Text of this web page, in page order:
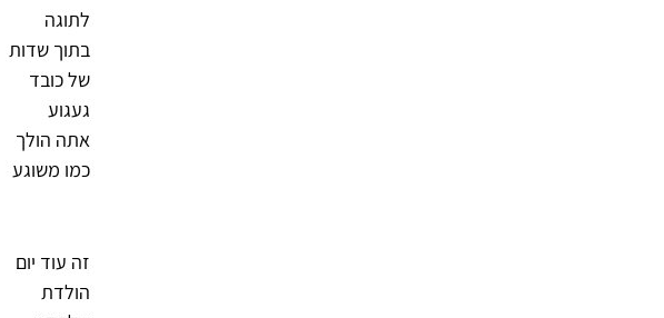
לתוגה
בתוך שדות
של כובד
געגוע
אתה הולך
כמו משוגע
זה עוד יום
הולדת